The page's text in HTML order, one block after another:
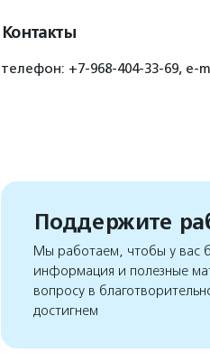
Контакты
телефон: +7-968-404-33-69, e-
Поддержите
Мы работаем, чтобы у вас
информация и полезные
вопросу в
достигнем